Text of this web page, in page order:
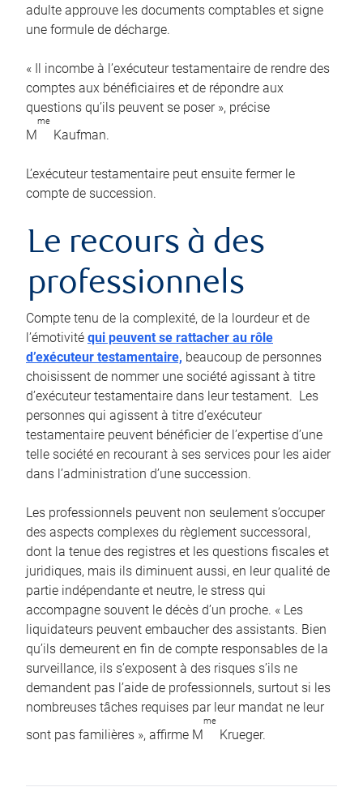
adulte approuve les documents comptables et signe
une formule de décharge.
« Il incombe à l’exécuteur testamentaire de rendre des
comptes aux bénéficiaires et de répondre aux
questions qu’ils peuvent se poser », précise
M
me
Kaufman.
L’exécuteur testamentaire peut ensuite fermer le
compte de succession.
Le recours à des
professionnels
Compte tenu de la complexité, de la lourdeur et de
l’émotivité qui peuvent se rattacher au rôle
d’exécuteur testamentaire, beaucoup de personnes
choisissent de nommer une société agissant à titre
d’exécuteur testamentaire dans leur testament. Les
personnes qui agissent à titre d’exécuteur
testamentaire peuvent bénéficier de l’expertise d’une
telle société en recourant à ses services pour les aider
dans l’administration d’une succession.
Les professionnels peuvent non seulement s’occuper
des aspects complexes du règlement successoral,
dont la tenue des registres et les questions fiscales et
juridiques, mais ils diminuent aussi, en leur qualité de
partie indépendante et neutre, le stress qui
accompagne souvent le décès d’un proche. « Les
liquidateurs peuvent embaucher des assistants. Bien
qu’ils demeurent en fin de compte responsables de la
surveillance, ils s’exposent à des risques s’ils ne
demandent pas l’aide de professionnels, surtout si les
nombreuses tâches requises par leur mandat ne leur
sont pas familières », affirme M
me
Krueger.